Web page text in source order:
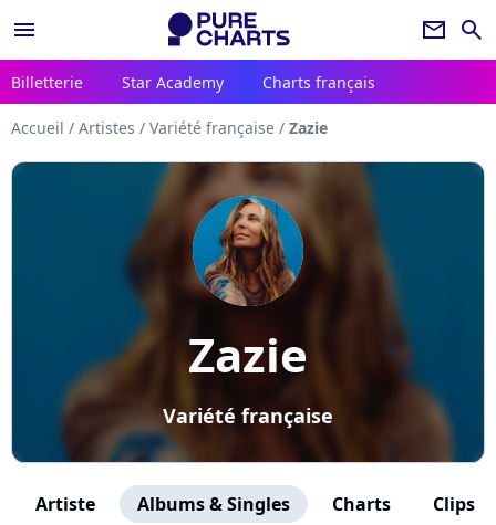
menu newsletter search
Billetterie Star Academy Charts français
Accueil / Artistes / Variété française / Zazie
Zazie
Variété française
Artiste Albums & Singles Charts Clips